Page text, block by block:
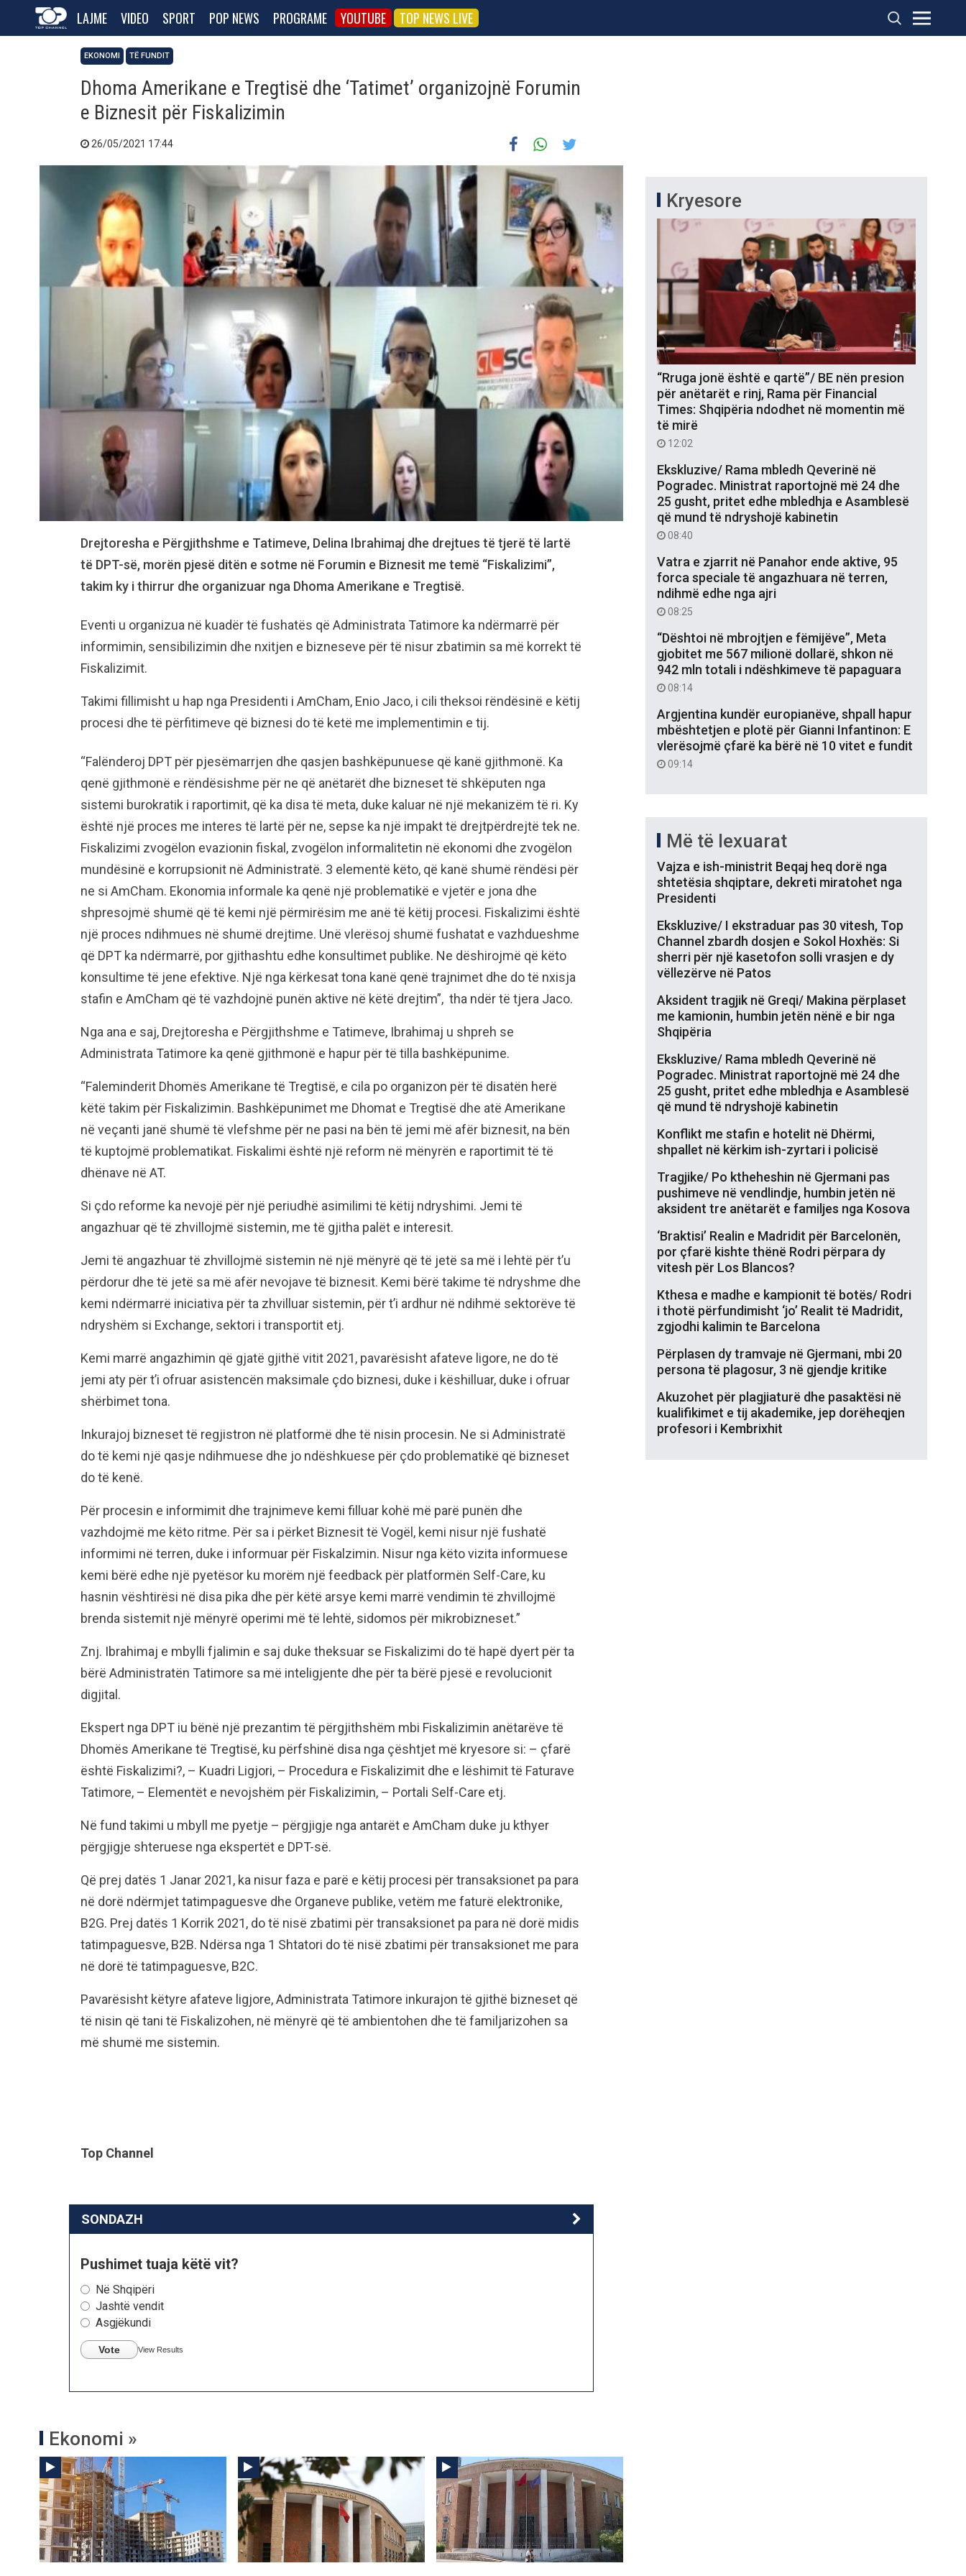
LAJME VIDEO SPORT POP NEWS PROGRAME YOUTUBE TOP NEWS LIVE
EKONOMI TË FUNDIT
Dhoma Amerikane e Tregtisë dhe ‘Tatimet’ organizojnë Forumin
e Biznesit për Fiskalizimin
26/05/2021 17:44
Drejtoresha e Përgjithshme e Tatimeve, Delina Ibrahimaj dhe drejtues të tjerë të lartë
të DPT-së, morën pjesë ditën e sotme në Forumin e Biznesit me temë “Fiskalizimi”,
takim ky i thirrur dhe organizuar nga Dhoma Amerikane e Tregtisë.
Eventi u organizua në kuadër të fushatës që Administrata Tatimore ka ndërmarrë për
informimin, sensibilizimin dhe nxitjen e bizneseve për të nisur zbatimin sa më korrekt të
Fiskalizimit.
Takimi fillimisht u hap nga Presidenti i AmCham, Enio Jaco, i cili theksoi rëndësinë e këtij
procesi dhe të përfitimeve që biznesi do të ketë me implementimin e tij.
“Falënderoj DPT për pjesëmarrjen dhe qasjen bashkëpunuese që kanë gjithmonë. Ka
qenë gjithmonë e rëndësishme për ne që anëtarët dhe bizneset të shkëputen nga
sistemi burokratik i raportimit, që ka disa të meta, duke kaluar në një mekanizëm të ri. Ky
është një proces me interes të lartë për ne, sepse ka një impakt të drejtpërdrejtë tek ne.
Fiskalizimi zvogëlon evazionin fiskal, zvogëlon informalitetin në ekonomi dhe zvogëlon
mundësinë e korrupsionit në Administratë. 3 elementë këto, që kanë shumë rëndësi për
ne si AmCham. Ekonomia informale ka qenë një problematikë e vjetër e jona dhe
shpresojmë shumë që të kemi një përmirësim me anë të këtij procesi. Fiskalizimi është
një proces ndihmues në shumë drejtime. Unë vlerësoj shumë fushatat e vazhdueshme
që DPT ka ndërmarrë, por gjithashtu edhe konsultimet publike. Ne dëshirojmë që këto
konsultime të jene efektive. Një nga kërkesat tona kanë qenë trajnimet dhe do të nxisja
stafin e AmCham që të vazhdojnë punën aktive në këtë drejtim”, tha ndër të tjera Jaco.
Nga ana e saj, Drejtoresha e Përgjithshme e Tatimeve, Ibrahimaj u shpreh se
Administrata Tatimore ka qenë gjithmonë e hapur për të tilla bashkëpunime.
“Faleminderit Dhomës Amerikane të Tregtisë, e cila po organizon për të disatën herë
këtë takim për Fiskalizimin. Bashkëpunimet me Dhomat e Tregtisë dhe atë Amerikane
në veçanti janë shumë të vlefshme për ne pasi na bën të jemi më afër biznesit, na bën
të kuptojmë problematikat. Fiskalimi është një reform në mënyrën e raportimit të të
dhënave në AT.
Si çdo reforme ka nevojë për një periudhë asimilimi të këtij ndryshimi. Jemi të
angazhuar që të zhvillojmë sistemin, me të gjitha palët e interesit.
Jemi të angazhuar të zhvillojmë sistemin në një mënyrë që të jetë sa më i lehtë për t’u
përdorur dhe të jetë sa më afër nevojave të biznesit. Kemi bërë takime të ndryshme dhe
kemi ndërmarrë iniciativa për ta zhvilluar sistemin, për t’i ardhur në ndihmë sektorëve të
ndryshëm si Exchange, sektori i transportit etj.
Kemi marrë angazhimin që gjatë gjithë vitit 2021, pavarësisht afateve ligore, ne do të
jemi aty për t’i ofruar asistencën maksimale çdo biznesi, duke i këshilluar, duke i ofruar
shërbimet tona.
Inkurajoj bizneset të regjistron në platformë dhe të nisin procesin. Ne si Administratë
do të kemi një qasje ndihmuese dhe jo ndëshkuese për çdo problematikë që bizneset
do të kenë.
Për procesin e informimit dhe trajnimeve kemi filluar kohë më parë punën dhe
vazhdojmë me këto ritme. Për sa i përket Biznesit të Vogël, kemi nisur një fushatë
informimi në terren, duke i informuar për Fiskalzimin. Nisur nga këto vizita informuese
kemi bërë edhe një pyetësor ku morëm një feedback për platformën Self-Care, ku
hasnin vështirësi në disa pika dhe për këtë arsye kemi marrë vendimin të zhvillojmë
brenda sistemit një mënyrë operimi më të lehtë, sidomos për mikrobizneset.”
Znj. Ibrahimaj e mbylli fjalimin e saj duke theksuar se Fiskalizimi do të hapë dyert për ta
bërë Administratën Tatimore sa më inteligjente dhe për ta bërë pjesë e revolucionit
digjital.
Ekspert nga DPT iu bënë një prezantim të përgjithshëm mbi Fiskalizimin anëtarëve të
Dhomës Amerikane të Tregtisë, ku përfshinë disa nga çështjet më kryesore si: – çfarë
është Fiskalizimi?, – Kuadri Ligjori, – Procedura e Fiskalizimit dhe e lëshimit të Faturave
Tatimore, – Elementët e nevojshëm për Fiskalizimin, – Portali Self-Care etj.
Në fund takimi u mbyll me pyetje – përgjigje nga antarët e AmCham duke ju kthyer
përgjigje shteruese nga ekspertët e DPT-së.
Që prej datës 1 Janar 2021, ka nisur faza e parë e këtij procesi për transaksionet pa para
në dorë ndërmjet tatimpaguesve dhe Organeve publike, vetëm me faturë elektronike,
B2G. Prej datës 1 Korrik 2021, do të nisë zbatimi për transaksionet pa para në dorë midis
tatimpaguesve, B2B. Ndërsa nga 1 Shtatori do të nisë zbatimi për transaksionet me para
në dorë të tatimpaguesve, B2C.
Pavarësisht këtyre afateve ligjore, Administrata Tatimore inkurajon të gjithë bizneset që
të nisin që tani të Fiskalizohen, në mënyrë që të ambientohen dhe të familjarizohen sa
më shumë me sistemin.
Top Channel
SONDAZH
Pushimet tuaja këtë vit?
Në Shqipëri
Jashtë vendit
Asgjëkundi
Vote View Results
Ekonomi »
Kryesore
“Rruga jonë është e qartë”/ BE nën presion
për anëtarët e rinj, Rama për Financial
Times: Shqipëria ndodhet në momentin më
të mirë
12:02
Ekskluzive/ Rama mbledh Qeverinë në
Pogradec. Ministrat raportojnë më 24 dhe
25 gusht, pritet edhe mbledhja e Asamblesë
që mund të ndryshojë kabinetin
08:40
Vatra e zjarrit në Panahor ende aktive, 95
forca speciale të angazhuara në terren,
ndihmë edhe nga ajri
08:25
“Dështoi në mbrojtjen e fëmijëve”, Meta
gjobitet me 567 milionë dollarë, shkon në
942 mln totali i ndëshkimeve të papaguara
08:14
Argjentina kundër europianëve, shpall hapur
mbështetjen e plotë për Gianni Infantinon: E
vlerësojmë çfarë ka bërë në 10 vitet e fundit
09:14
Më të lexuarat
Vajza e ish-ministrit Beqaj heq dorë nga
shtetësia shqiptare, dekreti miratohet nga
Presidenti
Ekskluzive/ I ekstraduar pas 30 vitesh, Top
Channel zbardh dosjen e Sokol Hoxhës: Si
sherri për një kasetofon solli vrasjen e dy
vëllezërve në Patos
Aksident tragjik në Greqi/ Makina përplaset
me kamionin, humbin jetën nënë e bir nga
Shqipëria
Ekskluzive/ Rama mbledh Qeverinë në
Pogradec. Ministrat raportojnë më 24 dhe
25 gusht, pritet edhe mbledhja e Asamblesë
që mund të ndryshojë kabinetin
Konflikt me stafin e hotelit në Dhërmi,
shpallet në kërkim ish-zyrtari i policisë
Tragjike/ Po ktheheshin në Gjermani pas
pushimeve në vendlindje, humbin jetën në
aksident tre anëtarët e familjes nga Kosova
‘Braktisi’ Realin e Madridit për Barcelonën,
por çfarë kishte thënë Rodri përpara dy
vitesh për Los Blancos?
Kthesa e madhe e kampionit të botës/ Rodri
i thotë përfundimisht ‘jo’ Realit të Madridit,
zgjodhi kalimin te Barcelona
Përplasen dy tramvaje në Gjermani, mbi 20
persona të plagosur, 3 në gjendje kritike
Akuzohet për plagjiaturë dhe pasaktësi në
kualifikimet e tij akademike, jep dorëheqjen
profesori i Kembrixhit